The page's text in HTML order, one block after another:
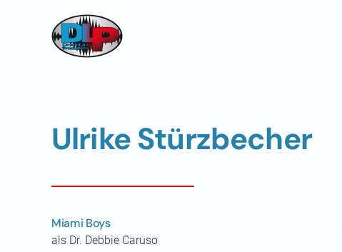
Skip to main content
Ulrike Stürzbecher
Miami Boys
als Dr. Debbie Caruso